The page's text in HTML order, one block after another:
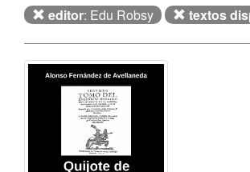
editor: Edu Robsy textos